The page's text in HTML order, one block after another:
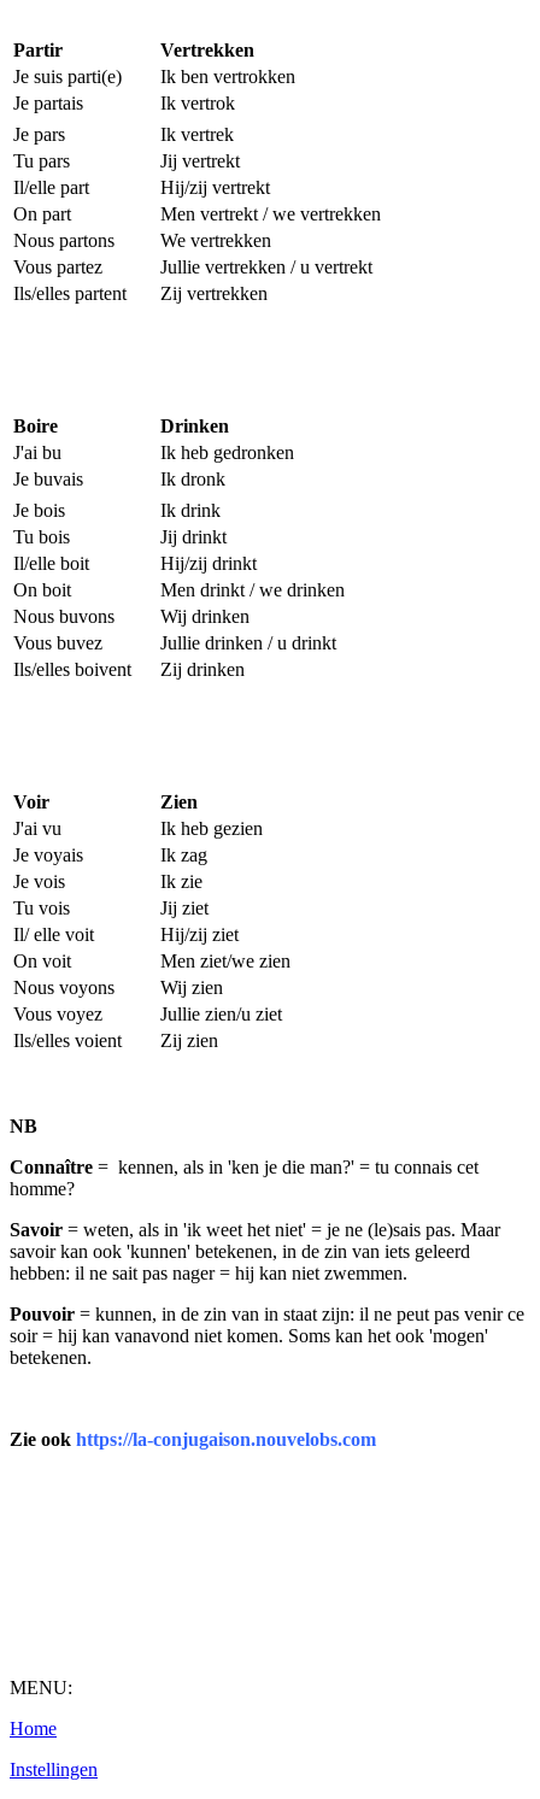
Partir
Vertrekken
Je suis parti(e)
Ik ben vertrokken
Je partais
Ik vertrok
Je pars
Ik vertrek
Tu pars
Jij vertrekt
Il/elle part
Hij/zij vertrekt
On part
Men vertrekt / we vertrekken
Nous partons
We vertrekken
Vous partez
Jullie vertrekken / u vertrekt
Ils/elles partent
Zij vertrekken
Boire
Drinken
J'ai bu
Ik heb gedronken
Je buvais
Ik dronk
Je bois
Ik drink
Tu bois
Jij drinkt
Il/elle boit
Hij/zij drinkt
On boit
Men drinkt / we drinken
Nous buvons
Wij drinken
Vous buvez
Jullie drinken / u drinkt
Ils/elles boivent
Zij drinken
Voir
Zien
J'ai vu
Ik heb gezien
Je voyais
Ik zag
Je vois
Ik zie
Tu vois
Jij ziet
Il/ elle voit
Hij/zij ziet
On voit
Men ziet/we zien
Nous voyons
Wij zien
Vous voyez
Jullie zien/u ziet
Ils/elles voient
Zij zien
NB
Connaître = kennen, als in 'ken je die man?' = tu connais cet
homme?
Savoir = weten, als in 'ik weet het niet' = je ne (le)sais pas. Maar
savoir kan ook 'kunnen' betekenen, in de zin van iets geleerd
hebben: il ne sait pas nager = hij kan niet zwemmen.
Pouvoir = kunnen, in de zin van in staat zijn: il ne peut pas venir ce
soir = hij kan vanavond niet komen. Soms kan het ook 'mogen'
betekenen.
Zie ook https://la-conjugaison.nouvelobs.com
MENU:
Home
Instellingen